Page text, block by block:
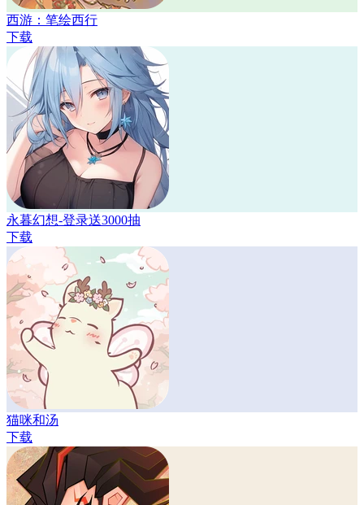
西游：笔绘西行
下载
永暮幻想-登录送3000抽
下载
猫咪和汤
下载